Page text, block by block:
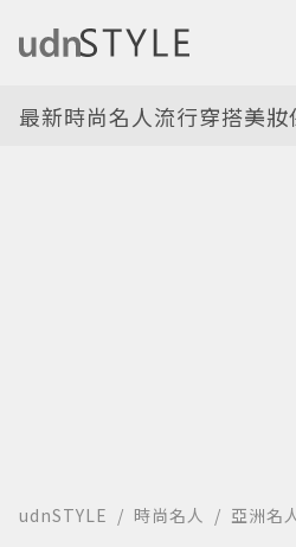
最新時尚名人流行穿搭美妝
udnSTYLE 時尚名人 亞洲名